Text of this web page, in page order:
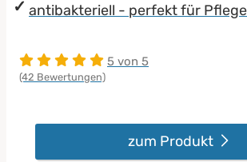
antibakteriell - perfekt für
5 von 5
(42 Bewertungen)
zum Produkt